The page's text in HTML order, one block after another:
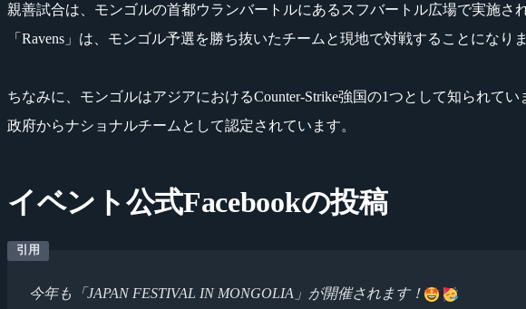
親善試合は、モンゴルの首都ウランバートルにあるスフバートル広場で実施され
「Ravens」は、モンゴル予選を勝ち抜いたチームと現地で対戦することになりま
ちなみに、モンゴルはアジアにおけるCounter-Strike強国の1つとして知られて
政府からナショナルチームとして認定されています。
イベント公式Facebookの投稿
今年も「JAPAN FESTIVAL IN MONGOLIA」が開催されます！